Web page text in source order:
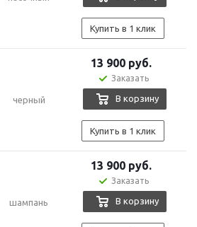
Купить в 1 клик
черный
13 900 руб.
Заказать
В корзину
Купить в 1 клик
шампань
13 900 руб.
Заказать
В корзину